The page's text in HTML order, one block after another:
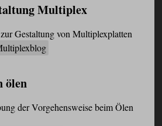
Multiplex
Gestaltung von Multiplexplatten
ölen
der Vorgehensweise beim Ölen